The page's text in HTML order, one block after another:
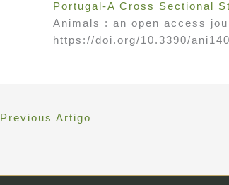
Portugal-A Cross Sectional
Animals : an open access
https://doi.org/10.3390/
Previous Artigo